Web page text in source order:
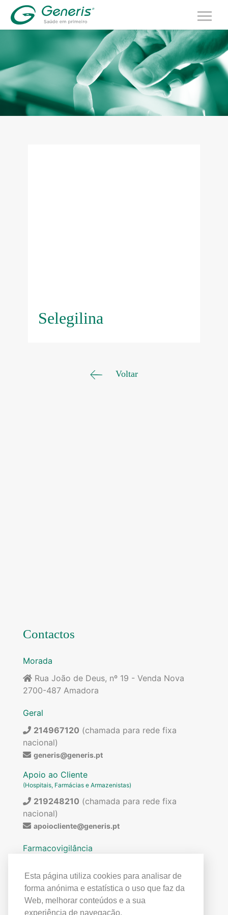
Esta página utiliza cookies para analisar de
forma anónima e estatística o uso que faz da
Web, melhorar conteúdos e a sua
experiência de navegação.
Selegilina
Voltar
Contactos
Morada
Rua João de Deus, nº 19 - Venda Nova
2700-487 Amadora
Geral
214967120 (chamada para rede fixa
nacional)
generis@generis.pt
Apoio ao Cliente
(Hospitais, Farmácias e Armazenistas)
219248210 (chamada para rede fixa
nacional)
apoiocliente@generis.pt
Farmacovigilância
medicamentos ou para qualquer assunto relacionado
com farmacovigilância (ex: reações adversas)
contactar:
219849300(chamada para rede fixa